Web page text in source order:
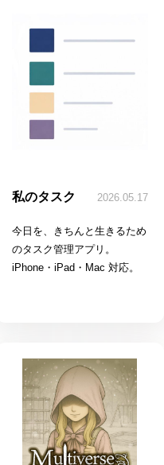
私のタスク 2026.05.17
今日を、きちんと生きるため
のタスク管理アプリ。
iPhone・iPad・Mac 対応。